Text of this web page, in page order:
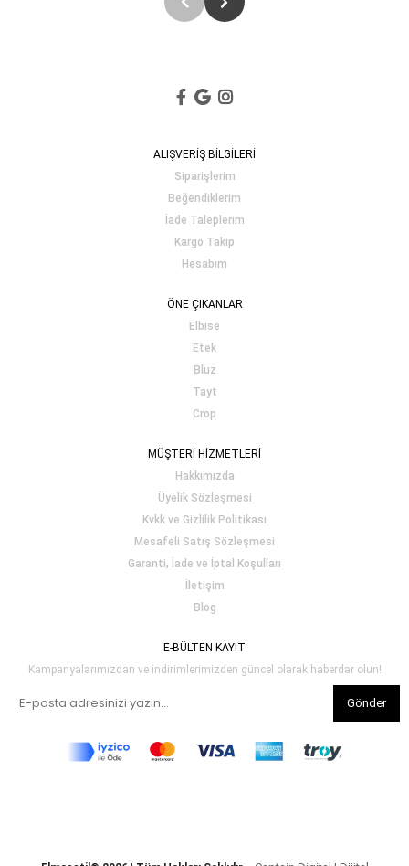
ALIŞVERİŞ BİLGİLERİ
Siparişlerim
Beğendiklerim
İade Taleplerim
Kargo Takip
Hesabım
ÖNE ÇIKANLAR
Elbise
Etek
Bluz
Tayt
Crop
MÜŞTERİ HİZMETLERİ
Hakkımızda
Üyelik Sözleşmesi
Kvkk ve Gizlilik Politikası
Mesafeli Satış Sözleşmesi
Garanti, İade ve İptal Koşulları
İletişim
Blog
E-BÜLTEN KAYIT
Kampanyalarımızdan ve indirimlerimizden güncel olarak haberdar olun!
Gönder